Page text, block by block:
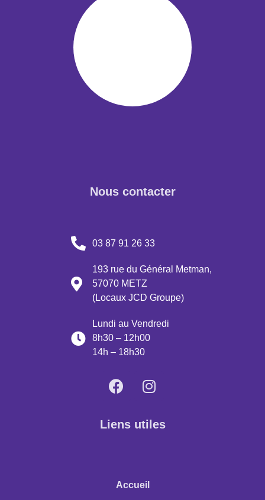
Nous contacter
03 87 91 26 33
193 rue du Général Metman,
57070 METZ
(Locaux JCD Groupe)
Lundi au Vendredi
8h30 – 12h00
14h – 18h30
Liens utiles
Accueil